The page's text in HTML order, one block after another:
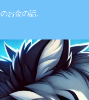
お金の話.